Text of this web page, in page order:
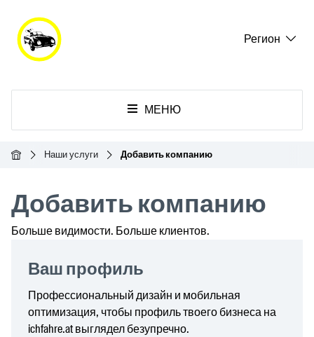
Регион
МЕНЮ
ГлавнаяНаши услуги Добавить компанию
Добавить компанию
Больше видимости. Больше клиентов.
Ваш профиль
Профессиональный дизайн и мобильная
оптимизация, чтобы профиль твоего бизнеса на
ichfahre.at выглядел безупречно.